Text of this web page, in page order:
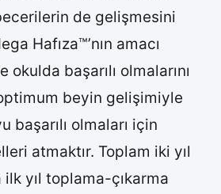
de gelişmesini
Hafıza™’nın amacı
okulda başarılı olmalarını
beyin gelişimiyle
başarılı olmaları için
atmaktır. Toplam iki yıl
yıl toplama-çıkarma